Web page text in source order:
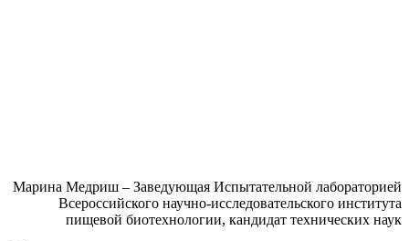
Марина Медриш – Заведующая Испытательной лабораторией
Всероссийского научно-исследовательского института
пищевой биотехнологии, кандидат технических наук